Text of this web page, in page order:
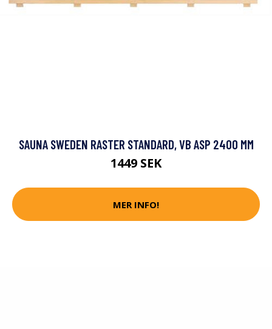
SAUNA SWEDEN RASTER STANDARD, VB ASP 2400 MM
1449 SEK
MER INFO!